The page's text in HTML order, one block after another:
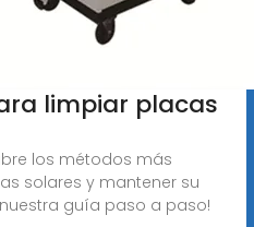
limpiar placas
los métodos más
solares y mantener su
guía paso a paso!